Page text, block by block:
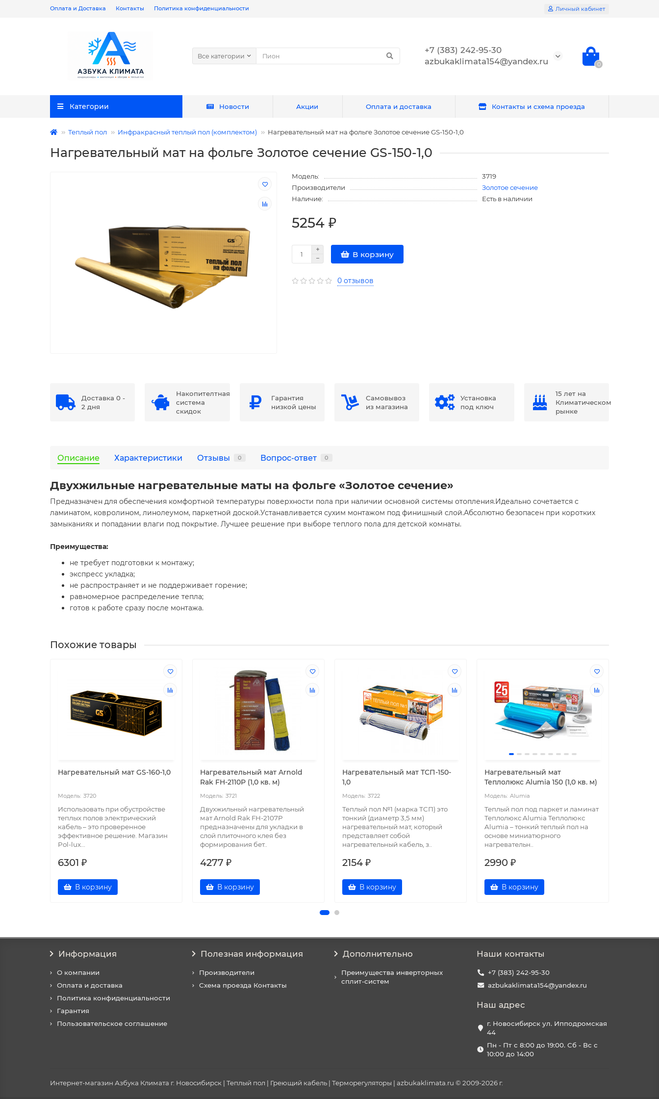
Оплата и Доставка Контакты Политика конфиденциальности Личный кабинет
Все категории
+7 (383) 242-95-30
azbukaklimata154@yandex.ru
0
Категории Новости Акции Оплата и доставка Контакты и схема проезда
Теплый пол Инфракрасный теплый пол (комплектом) Нагревательный мат на фольге Золотое сечение GS-150-1,0
Нагревательный мат на фольге Золотое сечение GS-150-1,0
Модель:
3719
Производители
Золотое сечение
Наличие:
Есть в наличии
5254 ₽
В корзину
0 отзывов
Доставка 0 -
2 дня
Накопителтная
система
скидок
Гарантия
низкой цены
Самовывоз
из магазина
Установка
под ключ
15 лет на
Климатическом
рынке
Описание Характеристики Отзывы 0 Вопрос-ответ 0
Двухжильные нагревательные маты на фольге «Золотое сечение»
Предназначен для обеспечения комфортной температуры поверхности пола при наличии основной системы отопления.Идеально сочетается с
ламинатом, ковролином, линолеумом, паркетной доской.Устанавливается сухим монтажом под финишный слой.Абсолютно безопасен при коротких
замыканиях и попадании влаги под покрытие. Лучшее решение при выборе теплого пола для детской комнаты.
Преимущества:
не требует подготовки к монтажу;
экспресс укладка;
не распространяет и не поддерживает горение;
равномерное распределение тепла;
готов к работе сразу после монтажа.
Похожие товары
Нагревательный мат GS-160-1,0
3720
Использовать при обустройстве
теплых полов электрический
кабель – это проверенное
эффективное решение. Магазин
Pol-lux...
6301 ₽
В корзину
Нагревательный мат Arnold
Rak FH-2110Р (1,0 кв. м)
3721
Двухжильный нагревательный
мат Arnold Rak FH-2107P
предназначены для укладки в
слой плиточного клея без
формирования бет..
4277 ₽
В корзину
Нагревательный мат ТСП-150-
1,0
3722
Теплый пол №1 (марка ТСП) это
тонкий (диаметр 3,5 мм)
нагревательный мат, который
представляет собой
нагревательный кабель, з..
2154 ₽
В корзину
Нагревательный мат
Теплолюкс Alumia 150 (1,0 кв. м)
Alumia
Теплый пол под паркет и ламинат
Теплолюкс Alumia Теплолюкс
Alumia – тонкий теплый пол на
основе миниатюрного
нагревательн..
2990 ₽
В корзину
Информация
О компании
Оплата и доставка
Политика конфиденциальности
Гарантия
Пользовательское соглашение
Полезная информация
Производители
Схема проезда Контакты
Дополнительно
Преимущества инверторных
сплит-систем
Наши контакты
+7 (383) 242-95-30
azbukaklimata154@yandex.ru
Наш адрес
г. Новосибирск ул. Ипподромская
44
Пн - Пт с 8:00 до 19:00. Сб - Вс с
10:00 до 14:00
Интернет-магазин Азбука Климата г. Новосибирск | Теплый пол | Греющий кабель | Терморегуляторы | azbukaklimata.ru © 2009-2026 г.